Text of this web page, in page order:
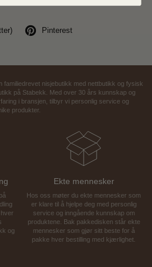
Pinterest
familiedrevet nisjebutikk med nettbutikk og fysisk
på Stabekk. Med over 30 års kunnskap og
i bransjen, tilbyr vi personlig service og
produkter.
og
Ekte mennesker
Hos oss møter du ekte mennesker som
er klare til å hjelpe deg med personlig
service og inngående kunnskap om
produktene. Bak pakkedisken står ekte
mennesker som gjør sitt beste for å
pakke hver bestilling med kjærlighet.